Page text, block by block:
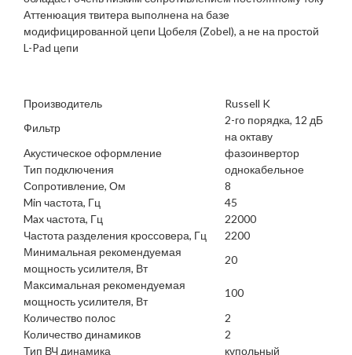
Аттенюация твитера выполнена на базе
модифицированной цепи Цобеля (Zobel), а не на простой
L-Pad цепи
Производитель
Russell K
Фильтр
2-го порядка, 12 дБ
на октаву
Акустическое оформление
фазоинвертор
Тип подключения
однокабельное
Сопротивление, Ом
8
Min частота, Гц
45
Max частота, Гц
22000
Частота разделения кроссовера, Гц
2200
Минимальная рекомендуемая
мощность усилителя, Вт
20
Максимальная рекомендуемая
мощность усилителя, Вт
100
Количество полос
2
Количество динамиков
2
Тип ВЧ динамика
купольный